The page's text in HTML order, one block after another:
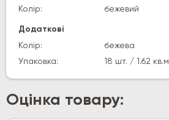
Колір:
бежевий
Додаткові
Колір:
бежева
Упаковка:
18 шт. / 1.62 кв.м
Оцінка товару: